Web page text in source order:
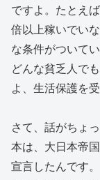
ですよ。たとえ
倍以上稼いでい
な条件がついてい
どんな貧乏人で
よ、生活保護を
さて、話がちょ
本は、大日本帝
宣言したんです